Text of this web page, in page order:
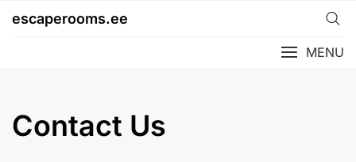
escaperooms.ee
MENU
Contact Us